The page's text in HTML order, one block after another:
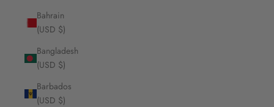
Bahrain
(USD $)
Bangladesh
(USD $)
Barbados
(USD $)